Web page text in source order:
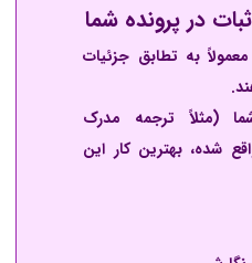
در پرونده شما
به تطابق جزئیات
(مثلاً ترجمه مدرک
شده، بهترین کار این